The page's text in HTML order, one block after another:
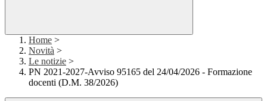
Home >
Novità >
Le notizie >
PN 2021-2027-Avviso 95165 del 24/04/2026 - Formazione
docenti (D.M. 38/2026)